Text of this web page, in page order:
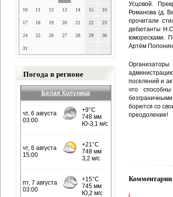
10 11 12 13 14 15 16
17 18 19 20 21 22 23
24 25 26 27 28 29 30
31
Погода в регионе
Белая Холуница
Усцовой.
Романова (д.
прочитали
дебютанты
юморесками.
Артём
поселений и
что
борются со
преодоление!
Комментарии